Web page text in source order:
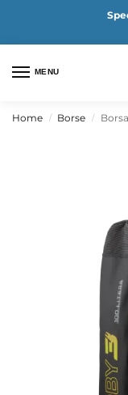
MENU
Home / Borse /